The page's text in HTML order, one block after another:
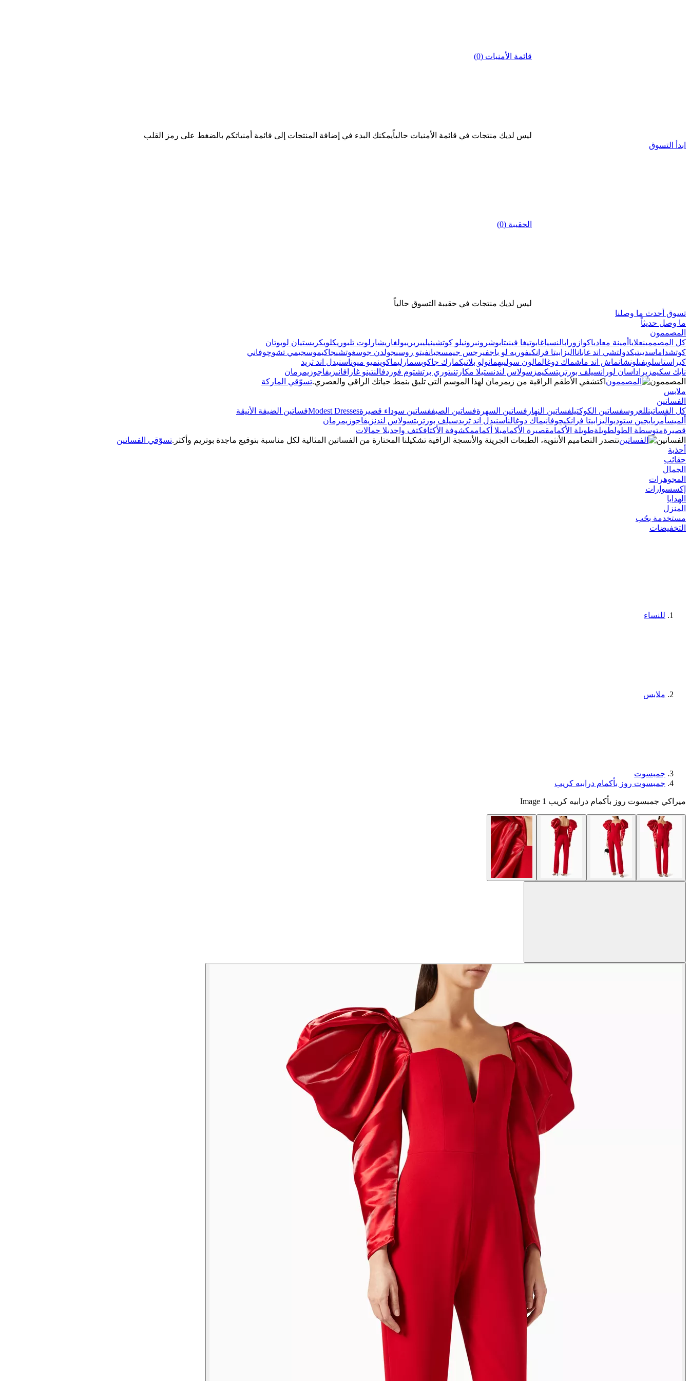
قائمة الأمنيات (0)
ليس لديك منتجات في قائمة الأمنيات حالياًيمكنك البدء في إضافة المنتجات إلى فائمة أمنياتكم بالضغط على رمز القلب
ابدأ التسوق
الحقيبة (0)
ليس لديك منتجات في حقيبة التسوق حالياً
تسوق أحدث ما وصلنا
ما وصل حديثاً
المصممون
كل المصممينعلايا أمينة معادياكوازورا بالنسياغابوتيغا فينيتابوشرونبرونيلو كوتشينيليبربريبولغاريشارلوت تلبوريكلويكريستيان لوبوتان
كوتشداماسديبتيكدولتشي اند غابانا اليزابيتا فرانكيفوريه لو باجفيرجس جيمسجيانفيتو روسيجولدن جوسغوتشيجاكيموسجيمي تشوچوفاني
كيراستاسلويفيلونشانماش اند ماشماك دوغالمالون سولييهمانولو بلانيكمارك جاكوبسمارليماكوينميو ميوناسنيدل اند ثريد
نايك سكيمز برادا سان لورانسيلف بورتريتسكيمز سولاس لندنستيلا مكارتنيتوري برتشتوم فوردفالنتينو غارافانيزيفاجوزيمرمان
المصممون
اكتشفي الأطقم الراقية من زيمرمان لهذا الموسم التي تليق بنمط حياتك الراقي والعصري.تسوّقي الماركة
ملابس
الفساتين
كل الفساتينللعروسفساتين الكوكتيلفساتين النهار فساتين السهرةفساتين الصيففساتين سوداء قصيرةModest Dressesفساتين الضيفة الأنيقة
ألميسآمريايجين ستوديو اليزابيتا فرانكيچوفانيماك دوغالناسنيدل اند ثريدسيلف بورتريتسولاس لندنزيفاجوزيمرمان
قصيرةمتوسطة الطولطويلةطويلة الأكمامقصيرة الأكمامبلا أكماممكشوفة الأكتافكتف واحدبلا حمالات
الفساتين
تتصدر التصاميم الأنثوية، الطبعات الجريئة والأنسجة الراقية تشكيلنا المختارة من الفساتين المثالية لكل مناسبة بتوقيع ماجدة بوتريم وأكثر.تسوّقي الفساتين
أحذية
حقائب
الجمال
المجوهرات
إكسسوارات
الهدايا
المنزل
مستخدمة بحُب
التخفيضات
للنساء
ملابس
جمبسوت
جمبسوت روز بأكمام درابيه كريب
ميراكي جمبسوت روز بأكمام درابيه كريب Image 1